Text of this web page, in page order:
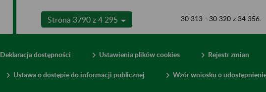
Strona 3790 z 4 295 30 313 - 30 320 z 34 356.
Deklaracja dostępności Ustawienia plików cookies Rejestr zmian
Ustawa o dostępie do informacji publicznej Wzór wniosku o